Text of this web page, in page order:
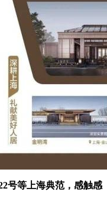
号等上海典范，感触感